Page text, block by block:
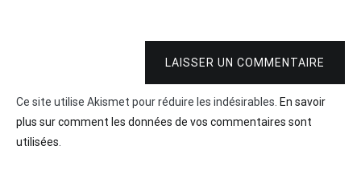
LAISSER UN COMMENTAIRE
Ce site utilise Akismet pour réduire les indésirables. En savoir
plus sur comment les données de vos commentaires sont
utilisées